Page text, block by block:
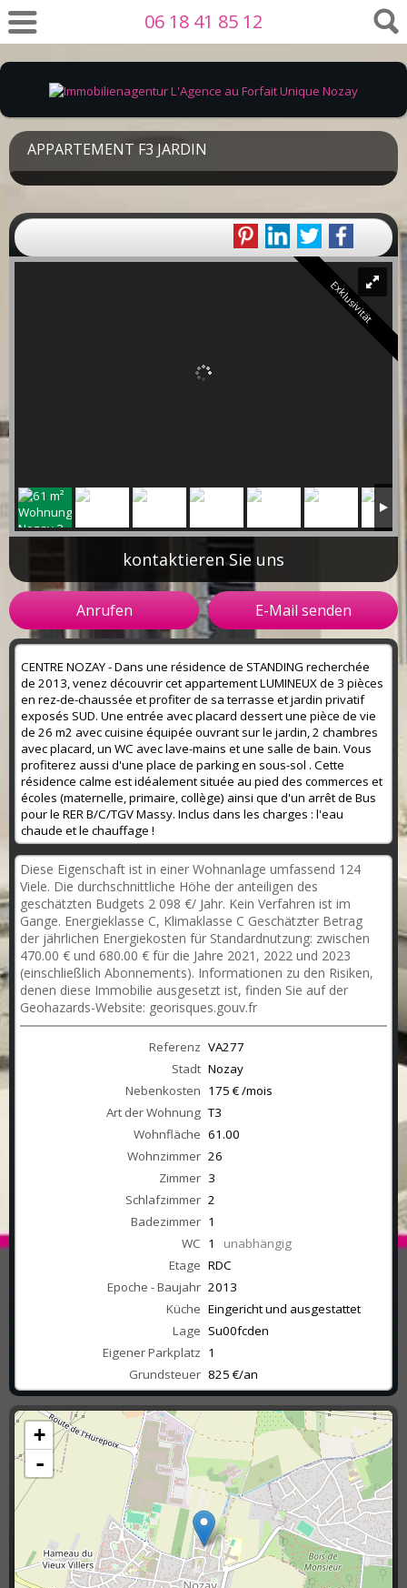
06 18 41 85 12
APPARTEMENT F3 JARDIN
Exklusivität
kontaktieren Sie uns
Anrufen E-Mail senden
CENTRE NOZAY - Dans une résidence de STANDING recherchée
de 2013, venez découvrir cet appartement LUMINEUX de 3 pièces
en rez-de-chaussée et profiter de sa terrasse et jardin privatif
exposés SUD. Une entrée avec placard dessert une pièce de vie
de 26 m2 avec cuisine équipée ouvrant sur le jardin, 2 chambres
avec placard, un WC avec lave-mains et une salle de bain. Vous
profiterez aussi d'une place de parking en sous-sol . Cette
résidence calme est idéalement située au pied des commerces et
écoles (maternelle, primaire, collège) ainsi que d'un arrêt de Bus
pour le RER B/C/TGV Massy. Inclus dans les charges : l'eau
chaude et le chauffage !
Diese Eigenschaft ist in einer Wohnanlage umfassend 124
Viele. Die durchschnittliche Höhe der anteiligen des
geschätzten Budgets 2 098 €/ Jahr. Kein Verfahren ist im
Gange. Energieklasse C, Klimaklasse C Geschätzter Betrag
der jährlichen Energiekosten für Standardnutzung: zwischen
470.00 € und 680.00 € für die Jahre 2021, 2022 und 2023
(einschließlich Abonnements). Informationen zu den Risiken,
denen diese Immobilie ausgesetzt ist, finden Sie auf der
Geohazards-Website: georisques.gouv.fr
Referenz VA277
Stadt Nozay
Nebenkosten 175 € /mois
Art der Wohnung T3
Wohnfläche 61.00
Wohnzimmer 26
Zimmer 3
Schlafzimmer 2
Badezimmer 1
WC 1 unabhängig
Etage RDC
Epoche - Baujahr 2013
Küche Eingericht und ausgestattet
Lage Su00fcden
Eigener Parkplatz 1
Grundsteuer 825 €/an
+
-